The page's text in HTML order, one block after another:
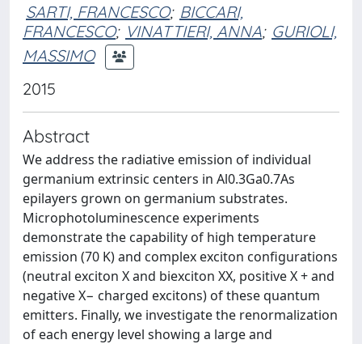
SARTI, FRANCESCO; BICCARI,
FRANCESCO; VINATTIERI, ANNA; GURIOLI,
MASSIMO
2015
Abstract
We address the radiative emission of individual
germanium extrinsic centers in Al0.3Ga0.7As
epilayers grown on germanium substrates.
Microphotoluminescence experiments
demonstrate the capability of high temperature
emission (70 K) and complex exciton configurations
(neutral exciton X and biexciton XX, positive X + and
negative X− charged excitons) of these quantum
emitters. Finally, we investigate the renormalization
of each energy level showing a large and